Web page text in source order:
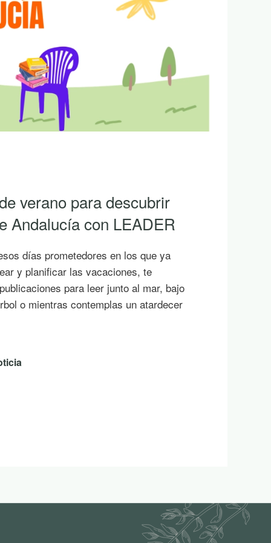
verano para descubrir
Andalucía con LEADER
días prometedores en los que ya
y planificar las vacaciones, te
para leer junto al mar, bajo
o mientras contemplas un atardecer